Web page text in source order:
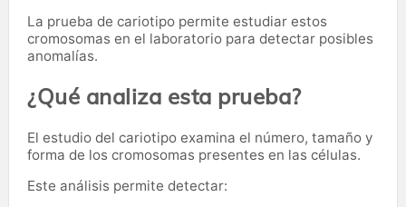
La prueba de cariotipo permite estudiar estos
cromosomas en el laboratorio para detectar posibles
anomalías.
¿Qué analiza esta prueba?
El estudio del cariotipo examina el número, tamaño y
forma de los cromosomas presentes en las células.
Este análisis permite detectar: